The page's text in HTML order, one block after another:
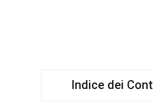
Indice dei